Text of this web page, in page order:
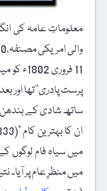
والی امریکی مصنفہ،20 اکتوبر 1880ء کو میسا چوسٹس، امریکہ میں انتقال کرگئیں۔
11
ساتھ شادی کے
میں سیاہ فام لوگوں
میں منظرِ عام پر آیا۔